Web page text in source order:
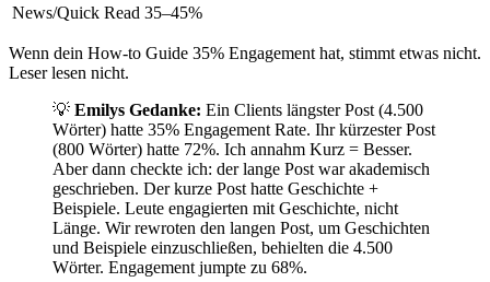
News/Quick Read 35–45%
Wenn dein How-to Guide 35% Engagement hat, stimmt etwas nicht.
Leser lesen nicht.
💡 Emilys Gedanke: Ein Clients längster Post (4.500
Wörter) hatte 35% Engagement Rate. Ihr kürzester Post
(800 Wörter) hatte 72%. Ich annahm Kurz = Besser.
Aber dann checkte ich: der lange Post war akademisch
geschrieben. Der kurze Post hatte Geschichte +
Beispiele. Leute engagierten mit Geschichte, nicht
Länge. Wir rewroten den langen Post, um Geschichten
und Beispiele einzuschließen, behielten die 4.500
Wörter. Engagement jumpte zu 68%.